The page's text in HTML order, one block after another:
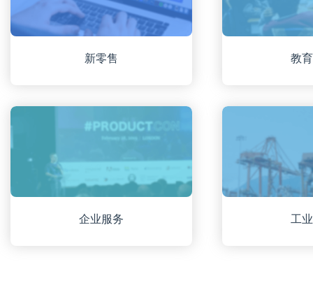
新零售 教
企业服务 工